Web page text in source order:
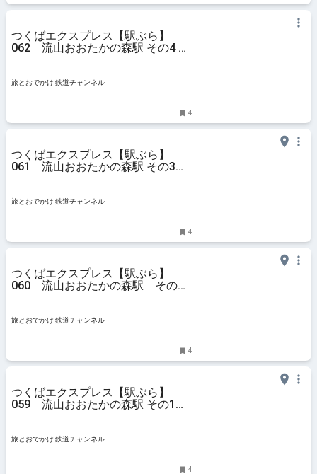
つくばエクスプレス【駅ぶら】
062 流山おおたかの森駅 その4 ト
ャンネル
旅とおでかけ 鉄道チャンネル
4
つくばエクスプレス【駅ぶら】
061 流山おおたかの森駅 その3
旅とおでかけ 鉄道チャンネル
4
つくばエクスプレス【駅ぶら】
060 流山おおたかの森駅 その
旅とおでかけ 鉄道チャンネル
4
つくばエクスプレス【駅ぶら】
059 流山おおたかの森駅 その1
旅とおでかけ 鉄道チャンネル
4